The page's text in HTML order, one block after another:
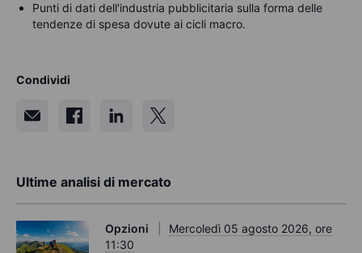
Punti di dati dell'industria pubblicitaria sulla forma delle
tendenze di spesa dovute ai cicli macro.
Condividi
Ultime analisi di mercato
Opzioni
Mercoledì 05 agosto 2026, ore
11:30